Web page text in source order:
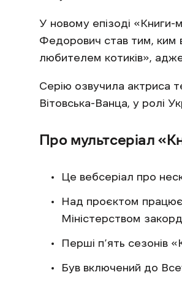
У новому епізоді «Книги-
Федорович став тим, ким
любителем котиків»,
Серію озвучила актриса
Вітовська-Ванца, у ролі
Про мультсеріал
Це вебсеріал про
Над проєктом працює
Міністерством
Перші п’ять сезонів
Був включений до